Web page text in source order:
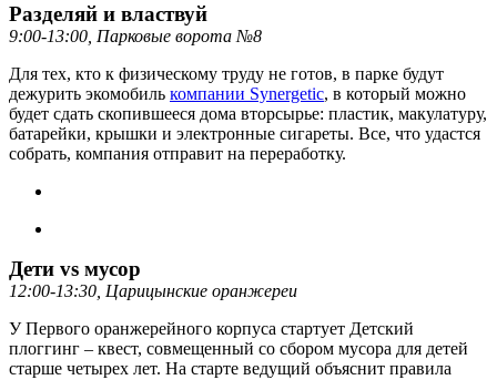
Разделяй и властвуй
9:00-13:00, Парковые ворота №8
Для тех, кто к физическому труду не готов, в парке будут
дежурить экомобиль компании Synergetic, в который можно
будет сдать скопившееся дома вторсырье: пластик, макулатуру,
батарейки, крышки и электронные сигареты. Все, что удастся
собрать, компания отправит на переработку.
Дети vs мусор
12:00-13:30, Царицынские оранжереи
У Первого оранжерейного корпуса стартует Детский
плоггинг – квест, совмещенный со сбором мусора для детей
старше четырех лет. На старте ведущий объяснит правила